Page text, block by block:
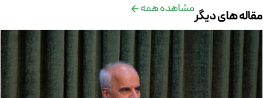
مقاله های دیگرمشاهده همه